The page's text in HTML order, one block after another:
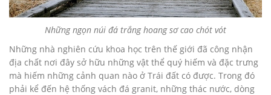
Những ngọn núi đá trắng hoang sơ cao chót vót
Những nhà nghiên cứu khoa học trên thế giới đã công nhận
địa chất nơi đây sở hữu những vật thể quý hiếm và đặc trưng
mà hiếm những cảnh quan nào ở Trái đất có được. Trong đó
phải kể đến hệ thống vách đá granit, những thác nước, dòng